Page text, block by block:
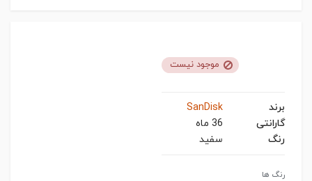
موجود نیست
برند
SanDisk
گارانتی
36 ماه
رنگ
سفید
رنگ ها